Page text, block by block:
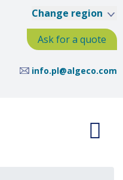
Ask for a quote
info.pl@algeco.com
Change region